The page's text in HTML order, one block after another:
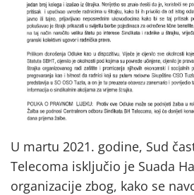
U martu 2021. godine, Sud
Telecoma isključio je Suada
organizacije zbog, kako se